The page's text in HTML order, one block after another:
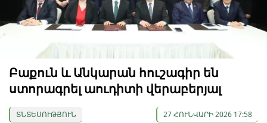
Բաքուն և Անկարան հուշագիր են
ստորագրել աուդիտի վերաբերյալ
ՏՆՏԵՍՈՒԹՅՈՒՆ 27 ՀՈՒՆՎԱՐԻ 2026 17:58